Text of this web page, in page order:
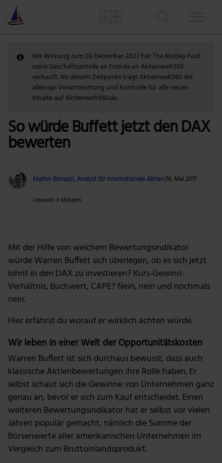
Mit Wirkung zum 29. Dezember 2022 hat The Motley Fool
seine Geschäftsanteile an Fool.de an Aktienwelt360
verkauft. Ab diesem Zeitpunkt trägt Aktienwelt360 die
alleinige Verantwortung und Kontrolle für alle neuen
Inhalte auf Aktienwelt360.de.
So würde Buffett jetzt den DAX
bewerten
Marlon Bonazzi, Analyst für internationale Aktien16. Mai 2017
Lesezeit: 3 Minuten
Mit der Hilfe von welchem Bewertungsindikator
würde Warren Buffett sich überlegen, ob es sich jetzt
lohnt in den DAX zu investieren? Kurs-Gewinn-
Verhältnis, Buchwert, CAPE? Nein, nein und nochmals
nein.
Hier erfährst du worauf er wirklich achten würde.
Wir leben in einer Welt der Opportunitätskosten
Warren Buffett ist sich durchaus bewusst, dass auch
klassische Aktienbewertungen ihre Rolle haben. Er
selbst schaut sich die Gewinne von Unternehmen ganz
genau an, bevor er sich zum Kauf entscheidet. Einen
weiteren Bewertungsindikator hat er selbst vor vielen
Jahren populär gemacht, nämlich die Summe der
Börsenwerte aller amerikanischen Unternehmen im
Vergleich zum Bruttoinlandsprodukt.